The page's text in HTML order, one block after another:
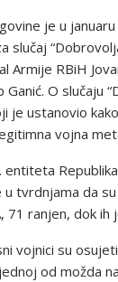
je u
Armije RBiH
O slučaju
je ustanovio
vojna
tvrdnjama da
71 ranjen, dok
vojnici su
od možda